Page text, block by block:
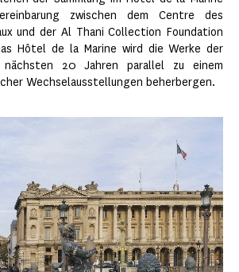
zwischen dem Centre des
und der Al Thani Collection Foundation
Hôtel de la Marine wird die Werke der
20 Jahren parallel zu einem
Wechselausstellungen beherbergen.